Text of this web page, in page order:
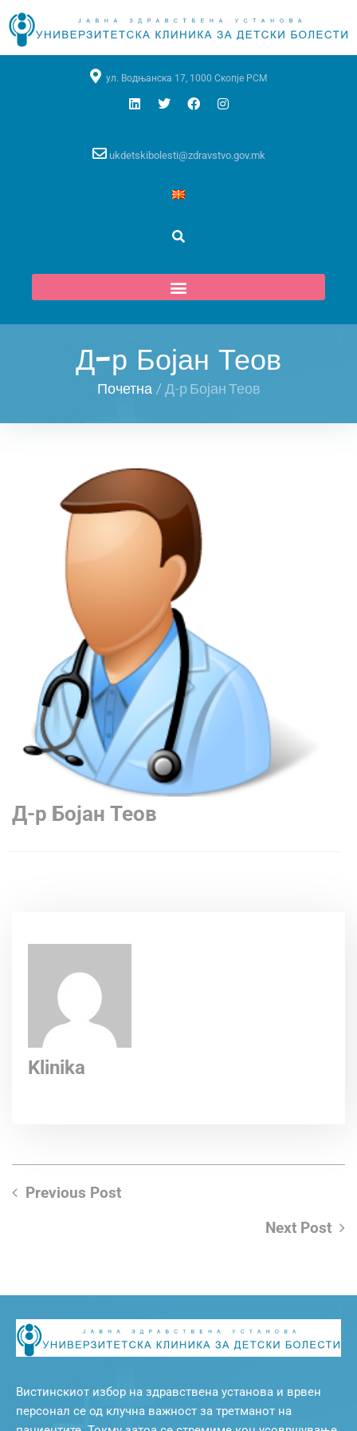
ул. Водњанска 17, 1000 Скопје РСМ
ukdetskibolesti@zdravstvo.gov.mk
Д-р Бојан Теов
Почетна / Д-р Бојан Теов
Д-р Бојан Теов
Klinika
Previous Post
Next Post
Вистинскиот избор на здравствена установа и врвен
персонал се од клучна важност за третманот на